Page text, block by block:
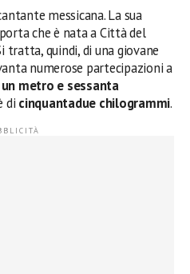
messicana. La sua
che è nata a Città del
tratta, quindi, di una giovane
numerose partecipazioni a
un metro e sessanta
di cinquantadue chilogrammi.